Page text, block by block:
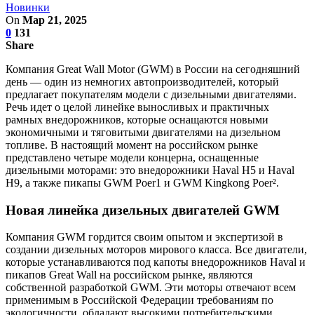
Новинки
On Мар 21, 2025
0 131
Share
Компания Great Wall Motor (GWM) в России на сегодняшний
день — один из немногих автопроизводителей, который
предлагает покупателям модели с дизельными двигателями.
Речь идет о целой линейке выносливых и практичных
рамных внедорожников, которые оснащаются новыми
экономичными и тяговитыми двигателями на дизельном
топливе. В настоящий момент на российском рынке
представлено четыре модели концерна, оснащенные
дизельными моторами: это внедорожники Haval H5 и Haval
H9, а также пикапы GWM Poer1 и GWM Kingkong Poer².
Новая линейка дизельных двигателей GWM
Компания GWM гордится своим опытом и экспертизой в
создании дизельных моторов мирового класса. Все двигатели,
которые устанавливаются под капоты внедорожников Haval и
пикапов Great Wall на российском рынке, являются
собственной разработкой GWM. Эти моторы отвечают всем
применимым в Российской Федерации требованиям по